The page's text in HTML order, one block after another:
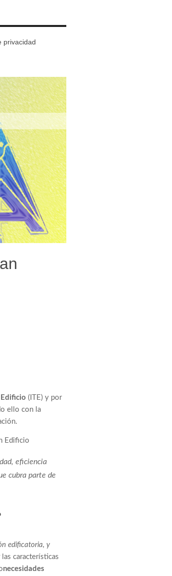
privacidad
Edificio (ITE) y por
ello con la
eficiencia
cubra parte de
edificatoria, y
características
necesidades